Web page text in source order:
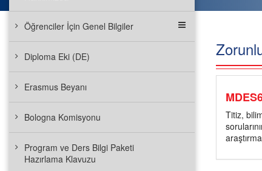
Öğrenciler İçin Genel Bilgiler
Diploma Eki (DE)
Erasmus Beyanı
Bologna Komisyonu
Program ve Ders Bilgi Paketi
Hazırlama Klavuzu
Titiz,